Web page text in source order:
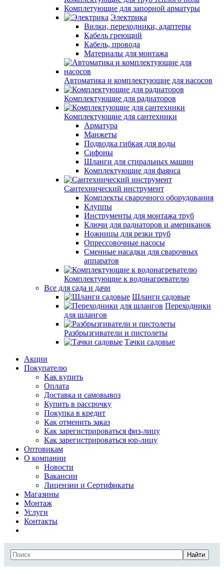
Комплетующие для запорной арматуры
Электрика
Вилки, переходники, адаптеры
Кабель греющий
Кабель, провода
Материалы для монтажа
Автоматика и комплектующие для насосов
Комплектующие для радиаторов
Комплектующие для сантехники
Арматура
Манжеты
Подводка гибкая для воды
Сифоны
Шланги для стиральных машин
Комплектующие для фаянса
Сантехнический инструмент
Комплекты сварочного оборудования
Клуппы
Инструменты для монтажа труб
Ключи для радиаторов и американок
Ножницы для резки труб
Опрессовочные насосы
Сменные насадки для сварочных
аппаратов
Комплектующие к водонагревателю
Все для сада и дачи
Шланги садовые
Переходники
для шлангов
Разбрызгиватели и пистолеты
Тачки садовые
Акции
Покупателю
Как купить
Оплата
Доставка и самовывоз
Купить в рассрочку
Покупка в кредит
Как отменить заказ
Как зарегистрироваться физ-лицу
Как зарегистрироваться юр-лицу
Оптовикам
О компании
Новости
Вакансии
Лицензии и Сертификаты
Магазины
Монтаж
Услуги
Контакты
Найти